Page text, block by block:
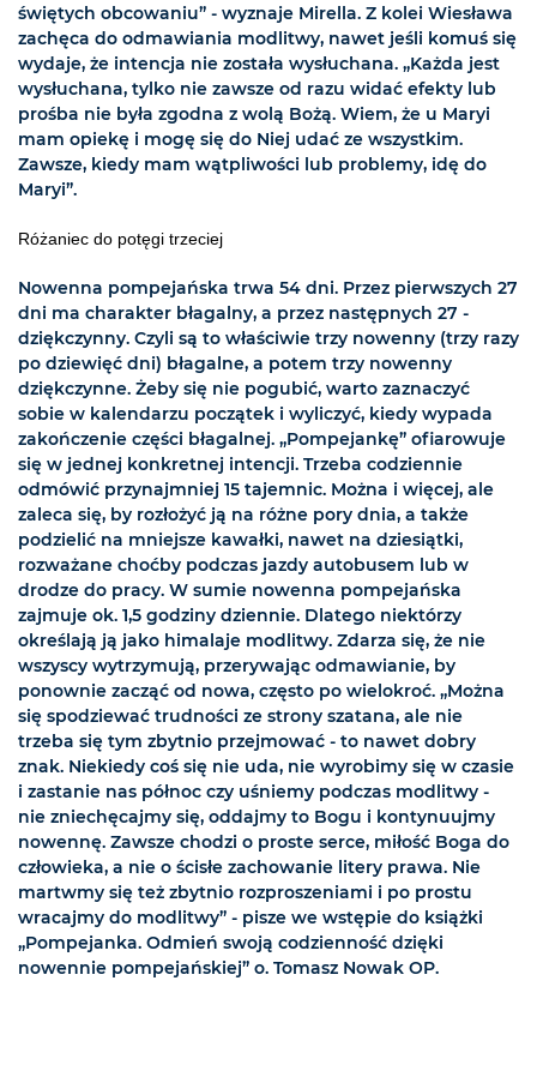
świętych obcowaniu” - wyznaje Mirella. Z kolei Wiesława
zachęca do odmawiania modlitwy, nawet jeśli komuś się
wydaje, że intencja nie została wysłuchana. „Każda jest
wysłuchana, tylko nie zawsze od razu widać efekty lub
prośba nie była zgodna z wolą Bożą. Wiem, że u Maryi
mam opiekę i mogę się do Niej udać ze wszystkim.
Zawsze, kiedy mam wątpliwości lub problemy, idę do
Maryi”.
Różaniec do potęgi trzeciej
Nowenna pompejańska trwa 54 dni. Przez pierwszych 27
dni ma charakter błagalny, a przez następnych 27 -
dziękczynny. Czyli są to właściwie trzy nowenny (trzy razy
po dziewięć dni) błagalne, a potem trzy nowenny
dziękczynne. Żeby się nie pogubić, warto zaznaczyć
sobie w kalendarzu początek i wyliczyć, kiedy wypada
zakończenie części błagalnej. „Pompejankę” ofiarowuje
się w jednej konkretnej intencji. Trzeba codziennie
odmówić przynajmniej 15 tajemnic. Można i więcej, ale
zaleca się, by rozłożyć ją na różne pory dnia, a także
podzielić na mniejsze kawałki, nawet na dziesiątki,
rozważane choćby podczas jazdy autobusem lub w
drodze do pracy. W sumie nowenna pompejańska
zajmuje ok. 1,5 godziny dziennie. Dlatego niektórzy
określają ją jako himalaje modlitwy. Zdarza się, że nie
wszyscy wytrzymują, przerywając odmawianie, by
ponownie zacząć od nowa, często po wielokroć. „Można
się spodziewać trudności ze strony szatana, ale nie
trzeba się tym zbytnio przejmować - to nawet dobry
znak. Niekiedy coś się nie uda, nie wyrobimy się w czasie
i zastanie nas północ czy uśniemy podczas modlitwy -
nie zniechęcajmy się, oddajmy to Bogu i kontynuujmy
nowennę. Zawsze chodzi o proste serce, miłość Boga do
człowieka, a nie o ścisłe zachowanie litery prawa. Nie
martwmy się też zbytnio rozproszeniami i po prostu
wracajmy do modlitwy” - pisze we wstępie do książki
„Pompejanka. Odmień swoją codzienność dzięki
nowennie pompejańskiej” o. Tomasz Nowak OP.